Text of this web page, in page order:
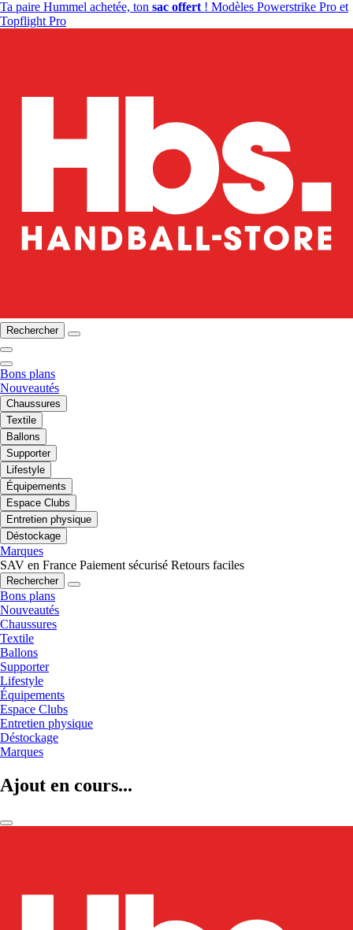
Ta paire Hummel achetée, ton sac offert ! Modèles Powerstrike Pro et
Topflight Pro
Rechercher
Bons plans
Nouveautés
Chaussures
Textile
Ballons
Supporter
Lifestyle
Équipements
Espace Clubs
Entretien physique
Déstockage
Marques
SAV en France Paiement sécurisé Retours faciles
Rechercher
Bons plans
Nouveautés
Chaussures
Textile
Ballons
Supporter
Lifestyle
Équipements
Espace Clubs
Entretien physique
Déstockage
Marques
Ajout en cours...